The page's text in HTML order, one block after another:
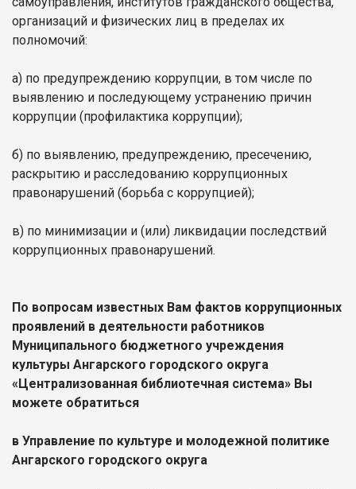
организаций и физических лиц в пределах их
полномочий:
а) по предупреждению коррупции, в том числе по
выявлению и последующему устранению причин
коррупции (профилактика коррупции);
б) по выявлению, предупреждению, пресечению,
раскрытию и расследованию коррупционных
правонарушений (борьба с коррупцией);
в) по минимизации и (или) ликвидации последствий
коррупционных правонарушений.
По вопросам известных Вам фактов коррупционных
проявлений в деятельности работников
Муниципального бюджетного учреждения
культуры Ангарского городского округа
«Централизованная библиотечная система» Вы
можете обратиться
в Управление по культуре и молодежной политике
Ангарского городского округа